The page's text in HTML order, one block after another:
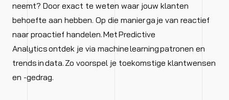
neemt? Door exact te weten waar jouw klanten
behoefte aan hebben. Op die manier ga je van reactief
naar proactief handelen. Met Predictive
Analytics ontdek je via machine learning patronen en
trends in data. Zo voorspel je toekomstige klantwensen
en -gedrag.